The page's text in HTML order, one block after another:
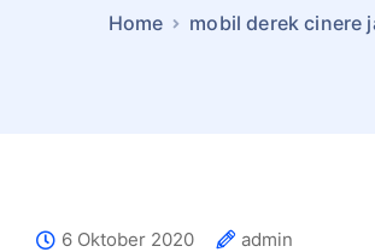
Home mobil derek cinere
6 Oktober 2020
admin